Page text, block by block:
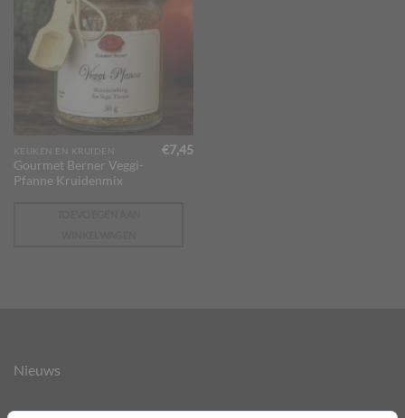
KEUKEN EN KRUIDEN
Gourmet Berner Veggi-
Pfanne Kruidenmix
€7,45
Nieuws